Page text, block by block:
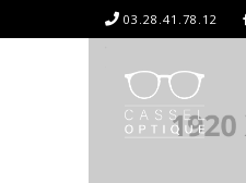
03.28.41.78.12